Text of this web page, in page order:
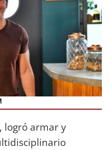
logró armar y